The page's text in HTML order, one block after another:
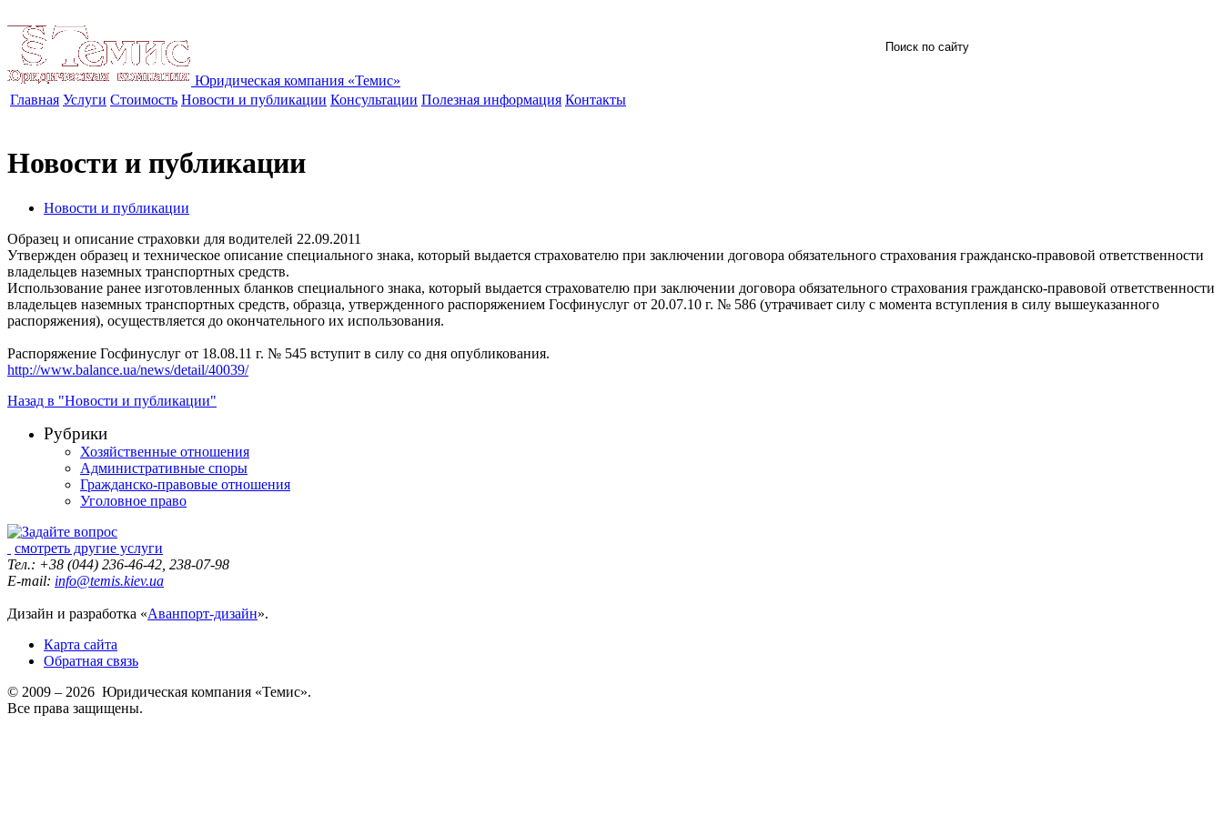
Юридическая компания «Темис»
Главная Услуги Стоимость Новости и публикации Консультации Полезная информация Контакты
Новости и публикации
Новости и публикации
Образец и описание страховки для водителей 22.09.2011
Утвержден образец и техническое описание специального знака, который выдается страхователю при заключении договора обязательного страхования гражданско-правовой ответственности
владельцев наземных транспортных средств.
Использование ранее изготовленных бланков специального знака, который выдается страхователю при заключении договора обязательного страхования гражданско-правовой ответственности
владельцев наземных транспортных средств, образца, утвержденного распоряжением Госфинуслуг от 20.07.10 г. № 586 (утрачивает силу с момента вступления в силу вышеуказанного
распоряжения), осуществляется до окончательного их использования.
Распоряжение Госфинуслуг от 18.08.11 г. № 545 вступит в силу со дня опубликования.
http://www.balance.ua/news/detail/40039/
Назад в "Новости и публикации"
Рубрики
Хозяйственные отношения
Административные споры
Гражданско-правовые отношения
Уголовное право
смотреть другие услуги
Тел.: +38 (044) 236-46-42, 238-07-98
E-mail: info@temis.kiev.ua
Дизайн и разработка «Аванпорт-дизайн».
Карта сайта
Обратная связь
© 2009 – 2026 Юридическая компания «Темис».
Все права защищены.